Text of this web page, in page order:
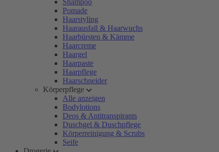
Shampoo
Pomade
Haarstyling
Haarausfall & Haarwuchs
Haarbürsten & Kämme
Haarcreme
Haargel
Haarpaste
Haarpflege
Haarschneider
Körperpflege
Alle anzeigen
Bodylotions
Deos & Antitranspirants
Duschgel & Duschpflege
Körperreinigung & Scrubs
Seife